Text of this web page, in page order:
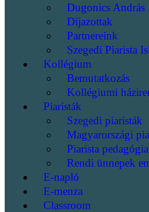
Dugonics András
Díjazottak
Partnereink
Szegedi Piarista
Kollégium
Bemutatkozás
Kollégiumi
Piaristák
Szegedi piaristák
Magyarországi
Piarista
Rendi ünnepek
E-napló
E-menza
Classroom